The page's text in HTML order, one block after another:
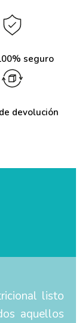
seguro
devolución
listo
aquellos